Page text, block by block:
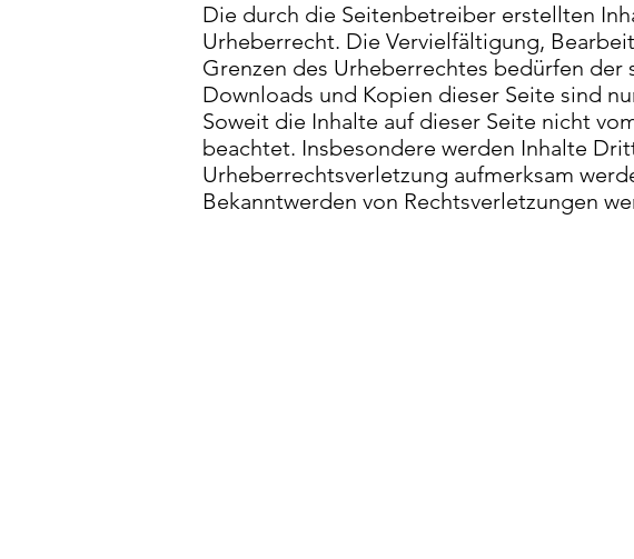
Die durch die Seitenbetreiber erstellten
Urheberrecht. Die Vervielfältigung,
Grenzen des Urheberrechtes bedürfen
Downloads und Kopien dieser Seite sind
Soweit die Inhalte auf dieser Seite nicht
beachtet. Insbesondere werden Inhalte
Urheberrechtsverletzung aufmerksam
Bekanntwerden von Rechtsverletzungen